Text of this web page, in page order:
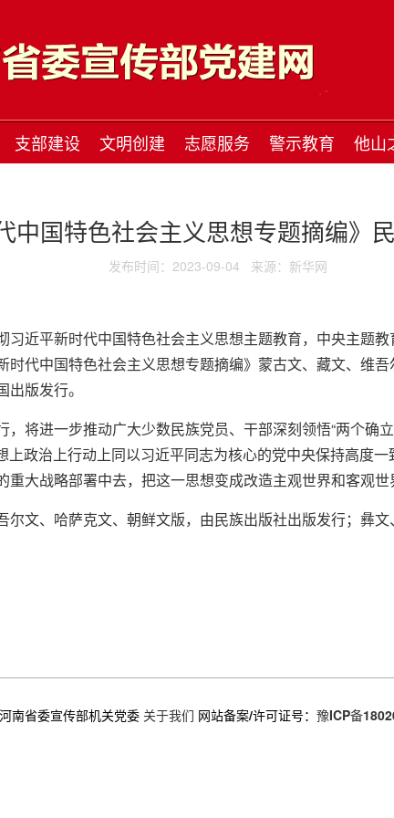
支部建设 文明创建 志愿服务 警示教育 他山
中国特色社会主义思想专题摘编》
发布时间：2023-09-04 来源：新华网
习近平新时代中国特色社会主义思想主题教育，中央主题
时代中国特色社会主义思想专题摘编》蒙古文、藏文、维
版发行。
，将进一步推动广大少数民族党员、干部深刻领悟“两个确
上政治上行动上同以习近平同志为核心的党中央保持高度
大战略部署中去，把这一思想变成改造主观世界和客观世
尔文、哈萨克文、朝鲜文版，由民族出版社出版发行；彝
南省委宣传部机关党委 关于我们 网站备案/许可证号： 豫ICP备